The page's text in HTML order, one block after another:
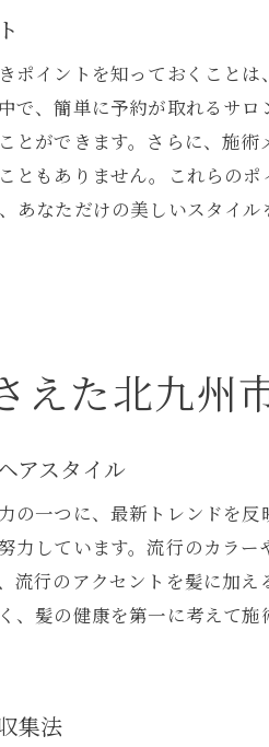
ライフス
日常に溶
ライフス
日々の手
美容室で
新しいス
美容室を
ポイントを知っておくこと
で、簡単に予約が取れるサ
とができます。さらに、施
ともありません。これらの
あなただけの美しいスタイ
えた北九州
アスタイル
の一つに、最新トレンドを
力しています。流行のカラ
流行のアクセントを髪に加
、髪の健康を第一に考えて
集法